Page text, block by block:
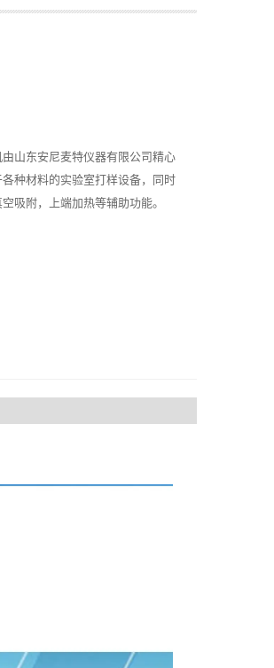
山东安尼麦特仪器有限公司精心
种材料的实验室打样设备，同时
吸附，上端加热等辅助功能。